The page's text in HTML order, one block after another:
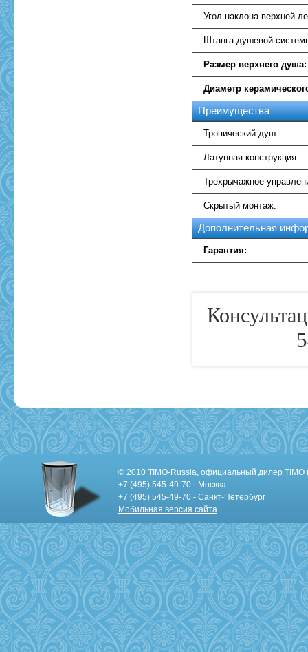
Угол наклона верхней
Штанга душевой
Размер верхнего душа:
Диаметр
Преимущества
Тропический душ.
Латунная конструкция.
Трехрычажное
Скрытый монтаж.
Дополнительная
Гарантия:
© 2010 TIMO-Russia, официальный дилер TIMO
+7 (495) 545-49-70 - Москва
+7 (495) 545-49-70 - Санкт-Петербург
Мобильная версия сайта